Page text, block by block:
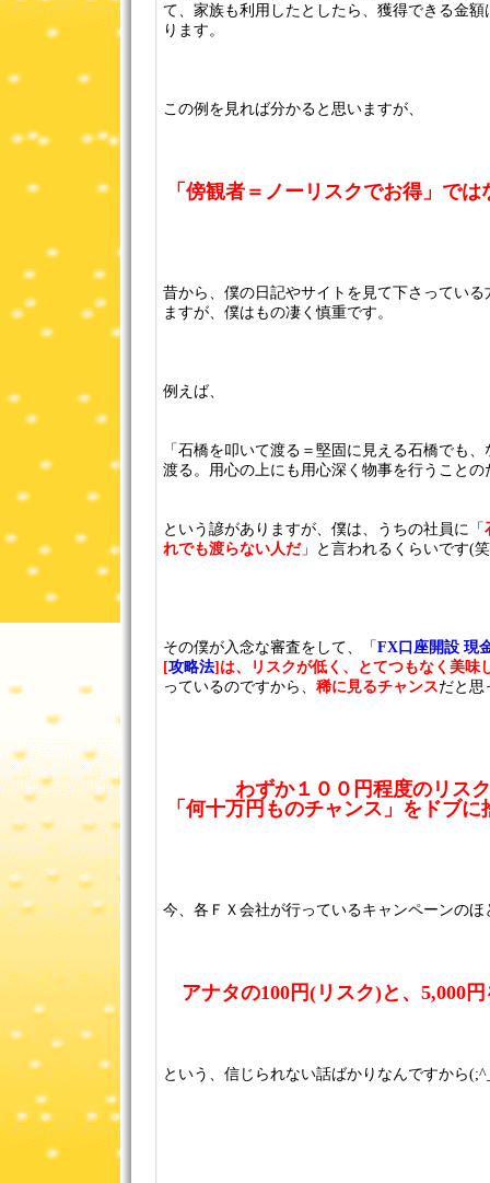
て、家族も利用したとしたら、獲得できる金
ります。
この例を見れば分かると思いますが、
「傍観者＝ノーリスクでお得」で
昔から、僕の日記やサイトを見て下さってい
ますが、僕はもの凄く慎重です。
例えば、
「石橋を叩いて渡る＝堅固に見える石橋でも
渡る。用心の上にも用心深く物事を行うことの
という諺がありますが、僕は、うちの社員に「
れでも渡らない人だ」と言われるくらいです(
その僕が入念な審査をして、「 FX口座開設 現
[攻略法]は、リスクが低く、とてつもなく美味
っているのですから、 稀に見るチャンスだと思
わずか１００円程度のリス
「何十万円ものチャンス」をドブ
今、各ＦＸ会社が行っているキャンペーンのほ
アナタの100円(リスク)と、5,000
という、信じられない話ばかりなんですから